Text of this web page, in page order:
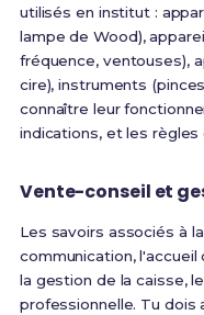
utilisés en institut :
lampe de Wood),
fréquence, ventouses),
cire), instruments
connaître leur
indications, et les
Vente-conseil et
Les savoirs associés à
communication,
la gestion de la caisse,
professionnelle. Tu dois